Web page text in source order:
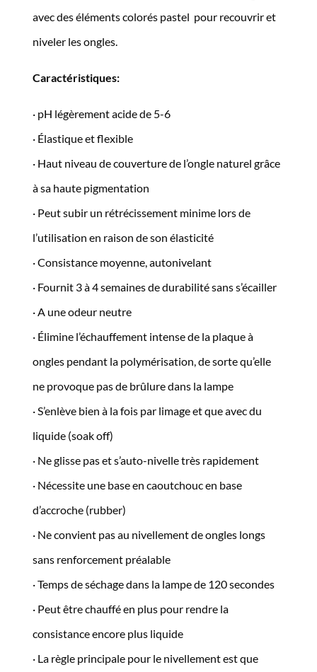
avec des éléments colorés pastel pour recouvrir et
niveler les ongles.
Caractéristiques:
· pH légèrement acide de 5-6
· Élastique et flexible
· Haut niveau de couverture de l’ongle naturel grâce
à sa haute pigmentation
· Peut subir un rétrécissement minime lors de
l’utilisation en raison de son élasticité
· Consistance moyenne, autonivelant
· Fournit 3 à 4 semaines de durabilité sans s’écailler
· A une odeur neutre
· Élimine l’échauffement intense de la plaque à
ongles pendant la polymérisation, de sorte qu’elle
ne provoque pas de brûlure dans la lampe
· S’enlève bien à la fois par limage et que avec du
liquide (soak off)
· Ne glisse pas et s’auto-nivelle très rapidement
· Nécessite une base en caoutchouc en base
d’accroche (rubber)
· Ne convient pas au nivellement de ongles longs
sans renforcement préalable
· Temps de séchage dans la lampe de 120 secondes
· Peut être chauffé en plus pour rendre la
consistance encore plus liquide
· La règle principale pour le nivellement est que